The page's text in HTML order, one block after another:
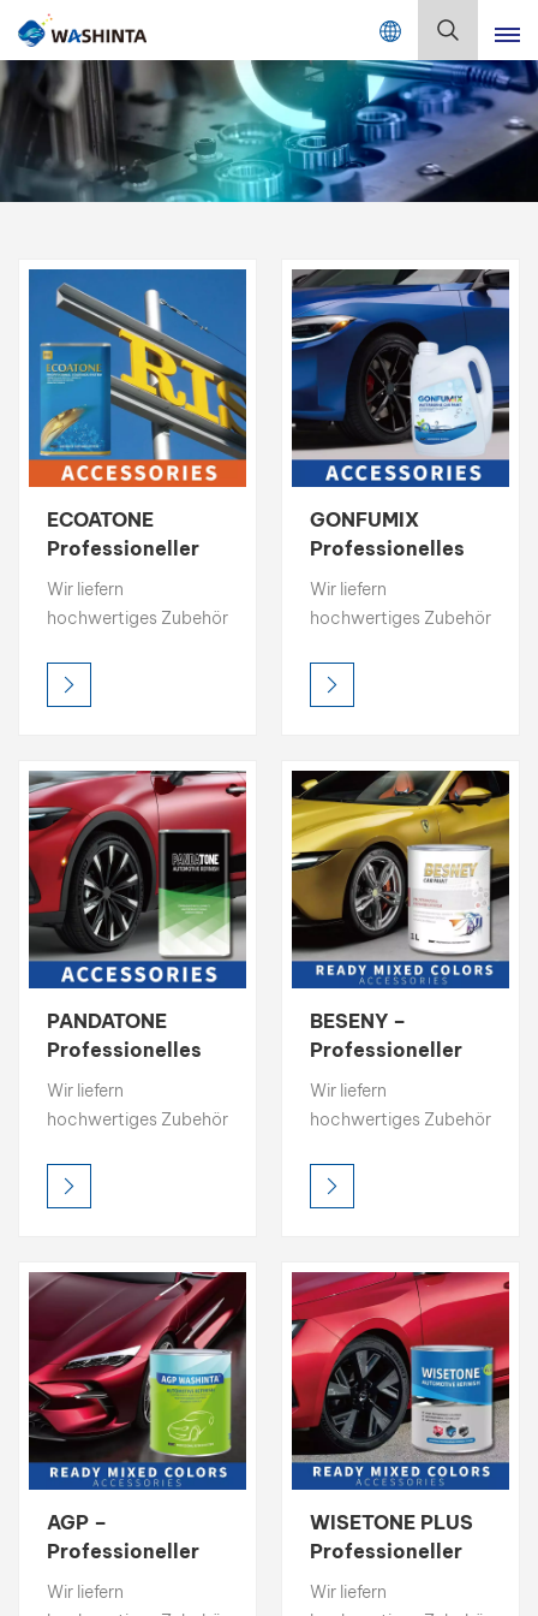
Mix Color Online
English
Français
Русский
Español
Português
日本語
한국어
بالعربية
ECOATONE
Professioneller
Lieferant von
Autoreparaturzubehör
Wir liefern
hochwertiges Zubehör
Karosseriereparatur:
Nitrospachtel,
Bindemittel und mehr.
Sorgen Sie für ein
perfektes Finish.
Fordern Sie TDS und
kostenlose Muster an.
GONFUMIX
Professionelles
Autoreparaturzubehör
Wir liefern
hochwertiges Zubehör
Karosseriereparatur:
Nitrospachtel,
Bindemittel und mehr.
Sorgen Sie für ein
perfektes Finish.
Fordern Sie TDS und
kostenlose Muster an.
PANDATONE
Professionelles
Autoreparaturzubehör
Wir liefern
hochwertiges Zubehör
Karosseriereparatur:
Nitrospachtel,
Bindemittel und mehr.
Sorgen Sie für ein
perfektes Finish.
Fordern Sie TDS und
kostenlose Muster an.
BESENY –
Professioneller
Lieferant von
Autoreparaturzubehör
Wir liefern
hochwertiges Zubehör
Karosseriereparatur:
Nitrospachtel,
Bindemittel und mehr.
Sorgen Sie für ein
perfektes Finish.
Fordern Sie TDS und
kostenlose Muster an.
AGP –
Professioneller
Lieferant von
Autoreparaturzubehör
Wir liefern
WISETONE PLUS
Professioneller
Lieferant von
Autoreparaturzubehör
Wir liefern